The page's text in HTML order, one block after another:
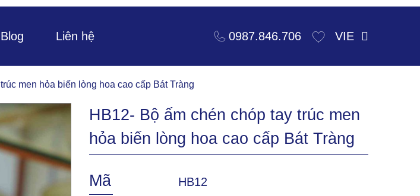
Liên hệ 0987.846.706 VIE
men hỏa biến lòng hoa cao cấp Bát Tràng
HB12- Bộ ấm chén chóp tay trúc men
hỏa biến lòng hoa cao cấp Bát Tràng
Mã HB12